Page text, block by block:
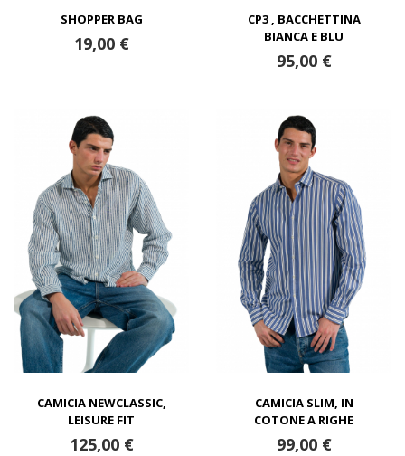
SHOPPER BAG
19,00 €
CP3 , BACCHETTINA
BIANCA E BLU
95,00 €
CAMICIA NEWCLASSIC,
LEISURE FIT
125,00 €
CAMICIA SLIM, IN
COTONE A RIGHE
99,00 €